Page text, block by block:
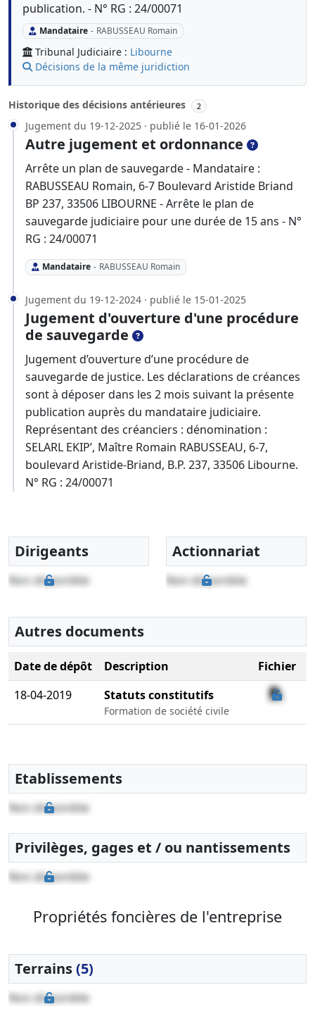
publication. - N° RG : 24/00071
Mandataire - RABUSSEAU Romain
Tribunal Judiciaire : Libourne
Décisions de la même juridiction
Historique des décisions antérieures 2
Jugement du 19-12-2025 · publié le 16-01-2026
Autre jugement et ordonnance
Arrête un plan de sauvegarde - Mandataire :
RABUSSEAU Romain, 6-7 Boulevard Aristide Briand
BP 237, 33506 LIBOURNE - Arrête le plan de
sauvegarde judiciaire pour une durée de 15 ans - N°
RG : 24/00071
Mandataire - RABUSSEAU Romain
Jugement du 19-12-2024 · publié le 15-01-2025
Jugement d'ouverture d'une procédure
de sauvegarde
Jugement d’ouverture d’une procédure de
sauvegarde de justice. Les déclarations de créances
sont à déposer dans les 2 mois suivant la présente
publication auprès du mandataire judiciaire.
Représentant des créanciers : dénomination :
SELARL EKIP’, Maître Romain RABUSSEAU, 6-7,
boulevard Aristide-Briand, B.P. 237, 33506 Libourne.
N° RG : 24/00071
Dirigeants
Non disponible
Actionnariat
Non disponible
Autres documents
Date de dépôt Description
Fichier
18-04-2019
Statuts constitutifs
Formation de société civile
Etablissements
Non disponible
Privilèges, gages et / ou nantissements
Non disponible
Propriétés foncières de l'entreprise
Terrains(5)
Non disponible